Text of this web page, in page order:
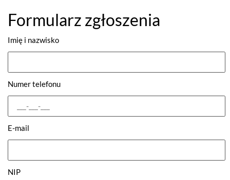
Formularz zgłoszenia
Imię i nazwisko
Numer telefonu
E-mail
NIP